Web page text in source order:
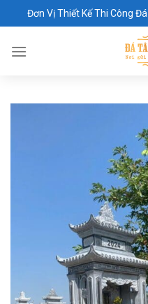
to
Đơn Vị Thiết Kế Thi Công